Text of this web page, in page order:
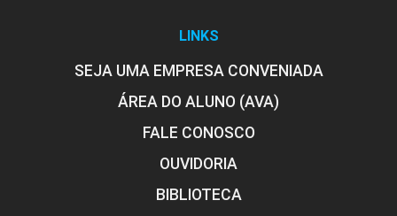
CIDADANIA, HETEROGENEIDADE E
DIVERSIDADE
126
LINKS
SEJA UMA EMPRESA CONVENIADA
ÁREA DO ALUNO (AVA)
FALE CONOSCO
OUVIDORIA
BIBLIOTECA